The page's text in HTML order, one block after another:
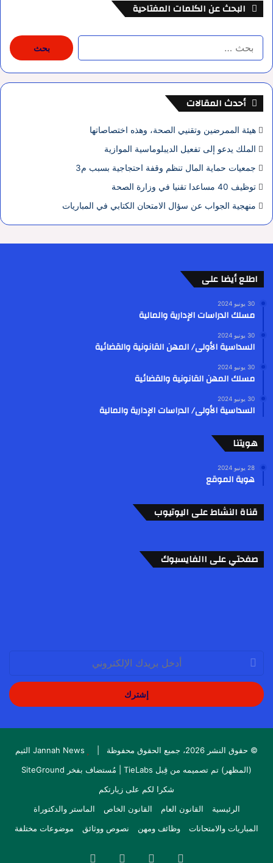
البحث عن الكلمات المفتاحية
البحث
عن:
أحدث المقالات
هيئة الممرضين وتقنيي الصحة، وهذه اختصاصاتها
الملك يدعو إلى تفعيل الديبلوماسية الموازية
جمعيات حماية المال تنظم وقفة احتجاجية بسبب م3
توظيف 40 مساعدا تقنيا في وزارة الصحة
منهجية الجواب عن سؤال الامتحان الكتابي في المباريات
اطلع أيضا على
30 يونيو 2024
مسلك الدراسات الإدارية والمالية
30 يونيو 2024
السداسية الأولى/ المهن القانونية والقضائية
30 يونيو 2024
مسلك المهن القانونية والقضائية
30 يونيو 2024
السداسية الأولى/ الدراسات الإدارية والمالية
هويتنا
28 يونيو 2024
هوية الموقع
قناة النشاط على اليوتيوب
صفحتي على االفايسبوك
بريدك
الإلكتروني
© حقوق النشر 2026، جميع الحقوق محفوظة |
Jannah News الثيم
(المظهر) تم تصميمه من قِبل TieLabs
| مُستضاف بفخر SiteGround
شكرا لكم على زيارتكم
الرئيسية
القانون العام القانون الخاص
الماستر والدكتوراة
المباريات والامتحانات
وظائف ومهن نصوص ووثائق موضوعات مختلفة
فيسبوك ‫YouTube